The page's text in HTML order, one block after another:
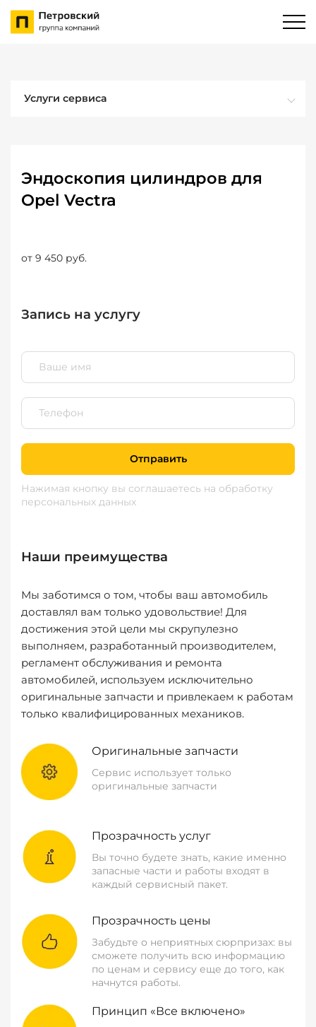
Услуги сервиса
Эндоскопия цилиндров для
Opel Vectra
от 9 450 руб.
Запись на услугу
Отправить
Нажимая кнопку вы соглашаетесь на обработку
персональных данных
Наши преимущества
Мы заботимся о том, чтобы ваш автомобиль
доставлял вам только удовольствие! Для
достижения этой цели мы скрупулезно
выполняем, разработанный производителем,
регламент обслуживания и ремонта
автомобилей, используем исключительно
оригинальные запчасти и привлекаем к работам
только квалифицированных механиков.
Оригинальные запчасти
Сервис использует только
оригинальные запчасти
Прозрачность услуг
Вы точно будете знать, какие именно
запасные части и работы входят в
каждый сервисный пакет.
Прозрачность цены
Забудьте о неприятных сюрпризах: вы
сможете получить всю информацию
по ценам и сервису еще до того, как
начнутся работы.
Принцип «Все включено»